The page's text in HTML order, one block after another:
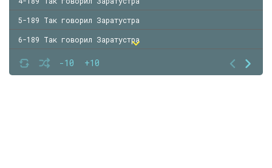
-10 +10
5-189 Так говорил Заратустра
6-189 Так говорил Заратустра
7-189 Так говорил Заратустра
8-189 Так говорил Заратустра